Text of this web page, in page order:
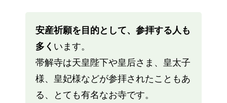
安産祈願を目的として、参拝する人も
多く います。
帯解寺は天皇陛下や皇后さま、皇太子
様、皇妃様などが参拝されたこともあ
る、とても有名なお寺です。